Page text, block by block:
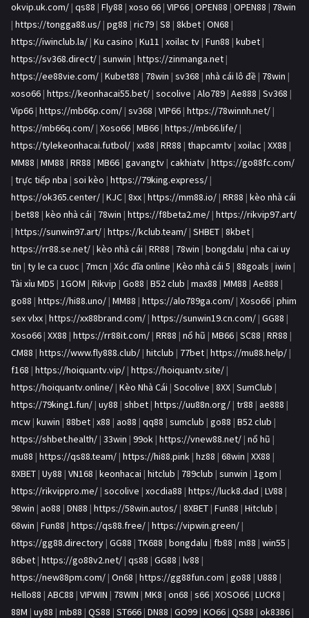
okvip.uk.com/ | qs88 | Fly88 | xoso 66 | VIP66 | OPEN88 | OPEN88 | 78win
| https://tongga88.us/ | pg88 | ric79 | S8 | 8kbet | ON68 |
https://iwinclub.la/ | Ku casino | Ku11 | xoilac tv | Fun88 | kubet |
https://sv368.direct/ | sunwin | https://zinmanga.net |
https://ee88vie.com/ | Kubet88 | 78win | sv368 | nhà cái lô đề | 78win |
xoso66 | https://keonhacai55.bet/ | socolive | Alo789 | Ae888 | Sv368 |
Vip66 | https://mb66p.com/ | sv368 | VIP66 | https://78winnh.net/ |
https://mb66q.com/ | Xoso66 | MB66 | https://mb66.life/ |
https://tylekeonhacai.futbol/ | xx88 | RR88 | thapcamtv | xoilac | XX88 |
MM88 | MM88 | RR88 | MB66 | gavangtv | cakhiatv | https://go88fc.com/
| trực tiếp nba | soi kèo | https://79king.express/ |
https://ok365.center/ | KJC | 8xx | https://mm88.io/ | RR88 | kèo nhà cái
| bet88 | kèo nhà cái | 78win | https://f8beta2.me/ | https://rikvip97.art/
| https://sunwin97.art/ | https://kclub.team/ | SHBET | 8kbet |
https://rr88.se.net/ | kèo nhà cái | RR88 | 78win | bongdalu | nha cai uy
tin | ty le ca cuoc | 7mcn | Xóc đĩa online | Kèo nhà cái 5 | 88goals | iwin |
Tài xỉu MD5 | 1GOM | Rikvip | Go88 | B52 club | max88 | MM88 | Ae888 |
go88 | https://hi88.uno/ | MM88 | https://alo789ga.com/ | Xoso66 | phim
sex vlxx | https://xx88brand.com/ | https://sunwin19.cn.com/ | GG88 |
Xoso66 | XX88 | https://rr88it.com/ | RR88 | nổ hũ | MB66 | SC88 | RR88 |
CM88 | https://www.fly888.club/ | hitclub | 77bet | https://mu88.help/ |
f168 | https://hoiquantv.vip/ | https://hoiquantv.site/ |
https://hoiquantv.online/ | Kèo Nhà Cái | Socolive | 8XX | SumClub |
https://79king1.fun/ | uy88 | shbet | https://uu88n.org/ | tr88 | ae888 |
mcw | kuwin | 88bet | x88 | ao88 | qq88 | sumclub | go88 | B52 club |
https://shbet.health/ | 33win | 99ok | https://vnew88.net/ | nổ hũ |
mu88 | https://qs88.team/ | https://hi88.pink | hz88 | 68win | XX88 |
8XBET | Uy88 | VN168 | keonhacai | hitclub | 789club | sunwin | 1gom |
https://rikvippro.me/ | socolive | xocdia88 | https://luck8.dad | LV88 |
98win | ao88 | DN88 | https://58win.autos/ | 8XBET | Fun88 | Hitclub |
68win | Fun88 | https://qs88.free/ | https://vipwin.green/ |
https://gg88.directory | GG88 | TK688 | bongdalu | fb88 | m88 | win55 |
86bet | https://go88v2.net/ | qs88 | GG88 | lv88 |
https://new88pm.com/ | On68 | https://gg88fun.com | go88 | U888 |
Hello88 | ABC88 | VIPWIN | 78WIN | MK8 | on68 | s66 | XOSO66 | LUCK8 |
88M | uy88 | mb88 | QS88 | ST666 | DN88 | GO99 | KO66 | QS88 | ok8386 |